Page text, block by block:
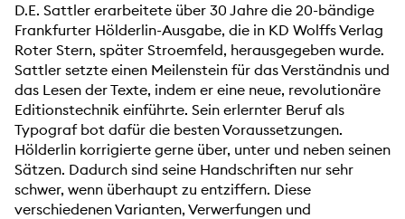
D.E. Sattler erarbeitete über 30 Jahre die 20-bändige
Frankfurter Hölderlin-Ausgabe, die in KD Wolffs Verlag
Roter Stern, später Stroemfeld, herausgegeben wurde.
Sattler setzte einen Meilenstein für das Verständnis und
das Lesen der Texte, indem er eine neue, revolutionäre
Editionstechnik einführte. Sein erlernter Beruf als
Typograf bot dafür die besten Voraussetzungen.
Hölderlin korrigierte gerne über, unter und neben seinen
Sätzen. Dadurch sind seine Handschriften nur sehr
schwer, wenn überhaupt zu entziffern. Diese
verschiedenen Varianten, Verwerfungen und